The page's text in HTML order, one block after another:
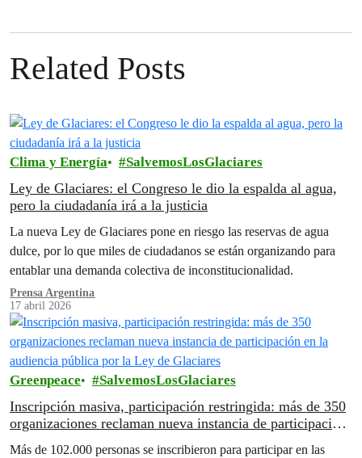
Related Posts
Clima y Energía SalvemosLosGlaciares
Ley de Glaciares: el Congreso le dio la espalda al agua,
pero la ciudadanía irá a la justicia
La nueva Ley de Glaciares pone en riesgo las reservas de agua
dulce, por lo que miles de ciudadanos se están organizando para
entablar una demanda colectiva de inconstitucionalidad.
Prensa Argentina
17 abril 2026
Greenpeace SalvemosLosGlaciares
Inscripción masiva, participación restringida: más de 350
organizaciones reclaman nueva instancia de participación
en la audiencia pública por la Ley de Glaciares
Más de 102.000 personas se inscribieron para participar en las